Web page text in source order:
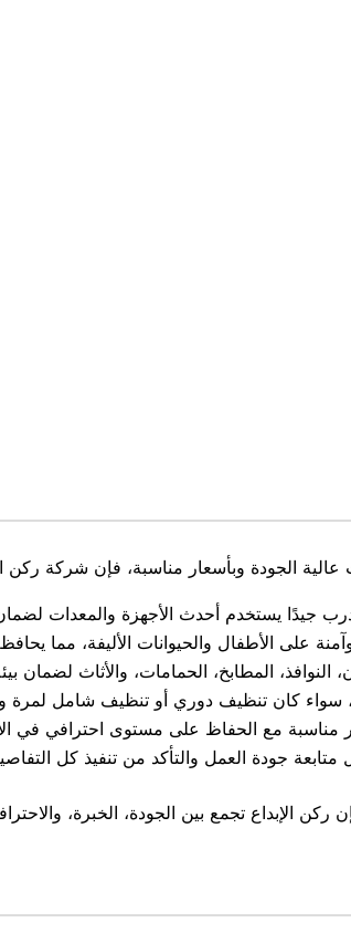
الجودة وبأسعار مناسبة، فإن شركة ركن
جيدًا يستخدم أحدث الأجهزة والمعدات
على الأطفال والحيوانات الأليفة، مما
المطابخ، الحمامات، والأثاث لضمان
كان تنظيف دوري أو تنظيف شامل لمرة
مناسبة مع الحفاظ على مستوى احترافي في
جودة العمل والتأكد من تنفيذ كل
تجمع بين الجودة، الخبرة،